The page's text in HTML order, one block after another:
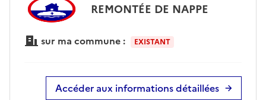
REMONTÉE DE NAPPE
sur ma commune : EXISTANT
Accéder aux informations détaillées